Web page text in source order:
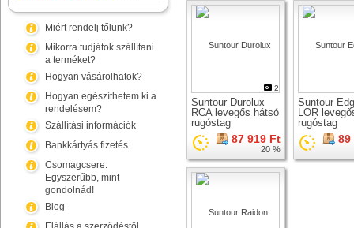
Miért rendelj tőlünk?
Mikorra tudjátok szállítani
a terméket?
Hogyan vásárolhatok?
Hogyan egészíthetem ki a
rendelésem?
Szállítási információk
Bankkártyás fizetés
Csomagcsere.
Egyszerűbb, mint
gondolnád!
Blog
2
Suntour Durolux
RCA levegős hátsó
rugóstag
87 919 Ft
20 %
Suntour
LOR
rugóstag
89